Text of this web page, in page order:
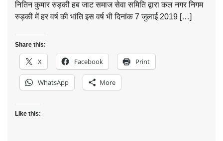
नितिन कुमार रुड़की हब जाट समाज सेवा समिति द्वारा कल नगर निगम
रुड़की में हर वर्ष की भांति इस वर्ष भी दिनांक 7 जुलाई 2019 […]
Share this:
X Facebook Print
WhatsApp More
Like this: